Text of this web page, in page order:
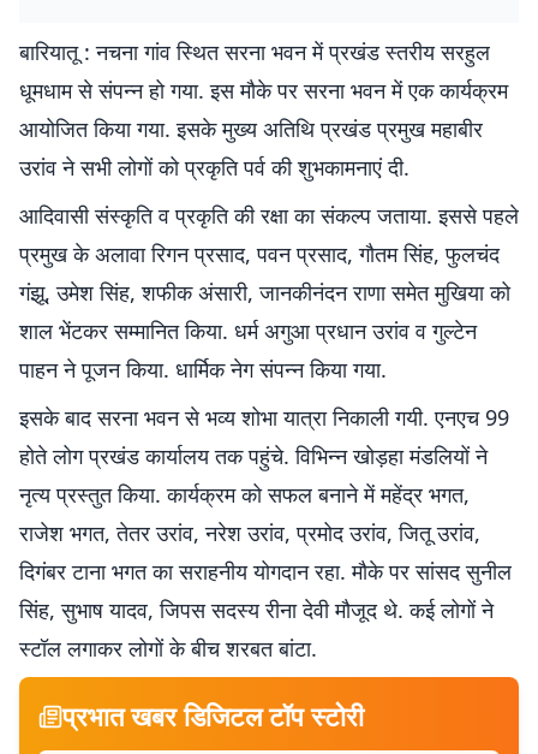
बारियातू : नचना गांव स्थित सरना भवन में प्रखंड स्तरीय सरहुल
धूमधाम से संपन्न हो गया. इस मौके पर सरना भवन में एक कार्यक्रम
आयोजित किया गया. इसके मुख्य अतिथि प्रखंड प्रमुख महाबीर
उरांव ने सभी लोगों को प्रकृति पर्व की शुभकामनाएं दी.
आदिवासी संस्कृति व प्रकृति की रक्षा का संकल्प जताया. इससे पहले
प्रमुख के अलावा रिगन प्रसाद, पवन प्रसाद, गौतम सिंह, फुलचंद
गंझू, उमेश सिंह, शफीक अंसारी, जानकीनंदन राणा समेत मुखिया को
शाल भेंटकर सम्मानित किया. धर्म अगुआ प्रधान उरांव व गुल्टेन
पाहन ने पूजन किया. धार्मिक नेग संपन्न किया गया.
इसके बाद सरना भवन से भव्य शोभा यात्रा निकाली गयी. एनएच 99
होते लोग प्रखंड कार्यालय तक पहुंचे. विभिन्न खोड़हा मंडलियों ने
नृत्य प्रस्तुत किया. कार्यक्रम को सफल बनाने में महेंद्र भगत,
राजेश भगत, तेतर उरांव, नरेश उरांव, प्रमोद उरांव, जितू उरांव,
दिगंबर टाना भगत का सराहनीय योगदान रहा. मौके पर सांसद सुनील
सिंह, सुभाष यादव, जिपस सदस्य रीना देवी मौजूद थे. कई लोगों ने
स्टॉल लगाकर लोगों के बीच शरबत बांटा.
प्रभात खबर डिजिटल टॉप स्टोरी